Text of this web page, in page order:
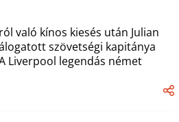
való kínos kiesés után Julian
szövetségi kapitánya
Liverpool legendás német